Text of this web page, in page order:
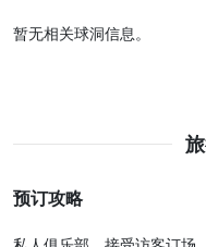
暂无相关球洞信息。
预订攻略